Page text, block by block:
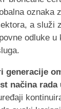
oznaka
a služi
odluke
generacije
načina